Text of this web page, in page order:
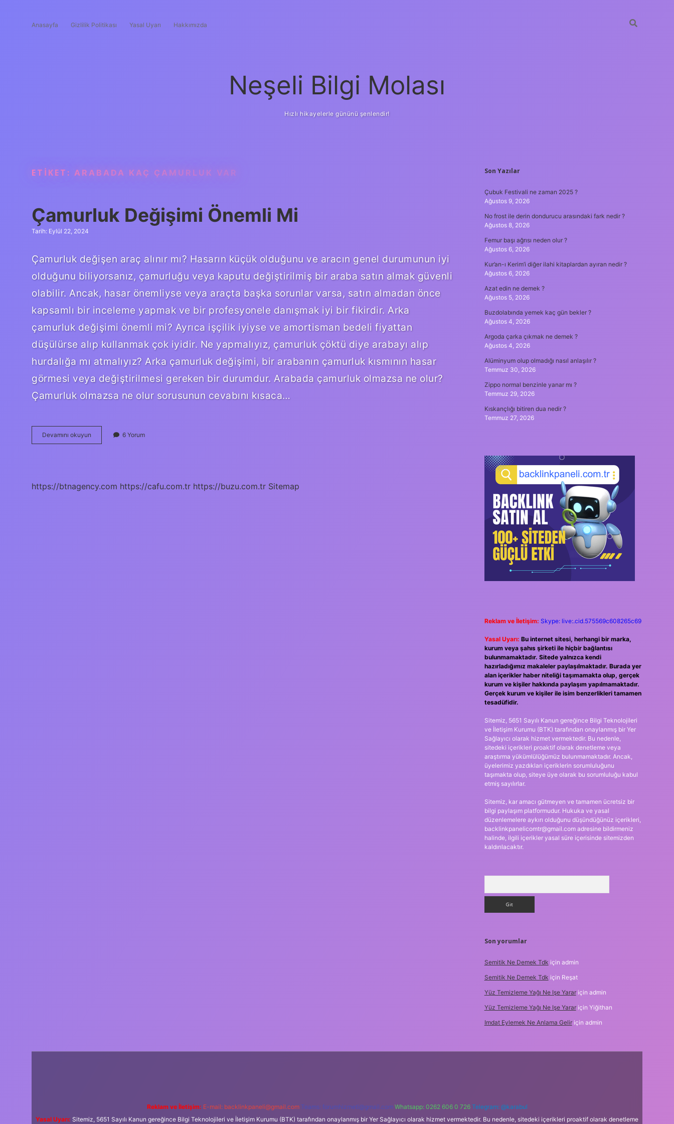
Anasayfa Gizlilik Politikası Yasal Uyarı Hakkımızda
Neşeli Bilgi Molası
Hızlı hikayelerle gününü şenlendir!
ETIKET: ARABADA KAÇ ÇAMURLUK VAR
Çamurluk Değişimi Önemli Mi
Tarih: Eylül 22, 2024
Çamurluk değişen araç alınır mı? Hasarın küçük olduğunu ve aracın genel durumunun iyi
olduğunu biliyorsanız, çamurluğu veya kaputu değiştirilmiş bir araba satın almak güvenli
olabilir. Ancak, hasar önemliyse veya araçta başka sorunlar varsa, satın almadan önce
kapsamlı bir inceleme yapmak ve bir profesyonele danışmak iyi bir fikirdir. Arka
çamurluk değişimi önemli mi? Ayrıca işçilik iyiyse ve amortisman bedeli fiyattan
düşülürse alıp kullanmak çok iyidir. Ne yapmalıyız, çamurluk çöktü diye arabayı alıp
hurdalığa mı atmalıyız? Arka çamurluk değişimi, bir arabanın çamurluk kısmının hasar
görmesi veya değiştirilmesi gereken bir durumdur. Arabada çamurluk olmazsa ne olur?
Çamurluk olmazsa ne olur sorusunun cevabını kısaca…
Devamını okuyun Çamurluk
Değişimi
6 Yorum
https://btnagency.com https://cafu.com.tr https://buzu.com.tr Sitemap
SIDEBAR
Son Yazılar
Çubuk Festivali ne zaman 2025 ?
Ağustos 9, 2026
No frost ile derin dondurucu arasındaki fark nedir ?
Ağustos 8, 2026
Femur başı ağrısı neden olur ?
Ağustos 6, 2026
Kur’an-ı Kerim’i diğer ilahi kitaplardan ayıran nedir ?
Ağustos 6, 2026
Azat edin ne demek ?
Ağustos 5, 2026
Buzdolabında yemek kaç gün bekler ?
Ağustos 4, 2026
Argoda çarka çıkmak ne demek ?
Ağustos 4, 2026
Alüminyum olup olmadığı nasıl anlaşılır ?
Temmuz 30, 2026
Zippo normal benzinle yanar mı ?
Temmuz 29, 2026
Kıskançlığı bitiren dua nedir ?
Temmuz 27, 2026
Reklam ve İletişim: Skype: live:.cid.575569c608265c69
Yasal Uyarı: Bu internet sitesi, herhangi bir marka,
kurum veya şahıs şirketi ile hiçbir bağlantısı
bulunmamaktadır. Sitede yalnızca kendi
hazırladığımız makaleler paylaşılmaktadır. Burada yer
alan içerikler haber niteliği taşımamakta olup, gerçek
kurum ve kişiler hakkında paylaşım yapılmamaktadır.
Gerçek kurum ve kişiler ile isim benzerlikleri tamamen
tesadüfidir.
Sitemiz, 5651 Sayılı Kanun gereğince Bilgi Teknolojileri
ve İletişim Kurumu (BTK) tarafından onaylanmış bir Yer
Sağlayıcı olarak hizmet vermektedir. Bu nedenle,
sitedeki içerikleri proaktif olarak denetleme veya
araştırma yükümlülüğümüz bulunmamaktadır. Ancak,
üyelerimiz yazdıkları içeriklerin sorumluluğunu
taşımakta olup, siteye üye olarak bu sorumluluğu kabul
etmiş sayılırlar.
Sitemiz, kar amacı gütmeyen ve tamamen ücretsiz bir
bilgi paylaşım platformudur. Hukuka ve yasal
düzenlemelere aykırı olduğunu düşündüğünüz içerikleri,
backlinkpanelicomtr@gmail.comadresine bildirmeniz
halinde, ilgili içerikler yasal süre içerisinde sitemizden
kaldırılacaktır.
Son yorumlar
Semitik Ne Demek Tdk için admin
Semitik Ne Demek Tdk için Reşat
Yüz Temizleme Yağı Ne Işe Yarariçin admin
Yüz Temizleme Yağı Ne Işe Yarariçin Yiğithan
Imdat Eylemek Ne Anlama Geliriçin admin
Reklam ve İletişim: E-mail: backlinkpaneli@gmail.com Teams: forumhizmeti@gmail.com Whatsapp: 0262 606 0 726 Telegram: @karabul
Yasal Uyarı: Sitemiz, 5651 Sayılı Kanun gereğince Bilgi Teknolojileri ve İletişim Kurumu (BTK) tarafından onaylanmış bir Yer Sağlayıcı olarak hizmet vermektedir. Bu nedenle, sitedeki içerikleri proaktif olarak denetleme